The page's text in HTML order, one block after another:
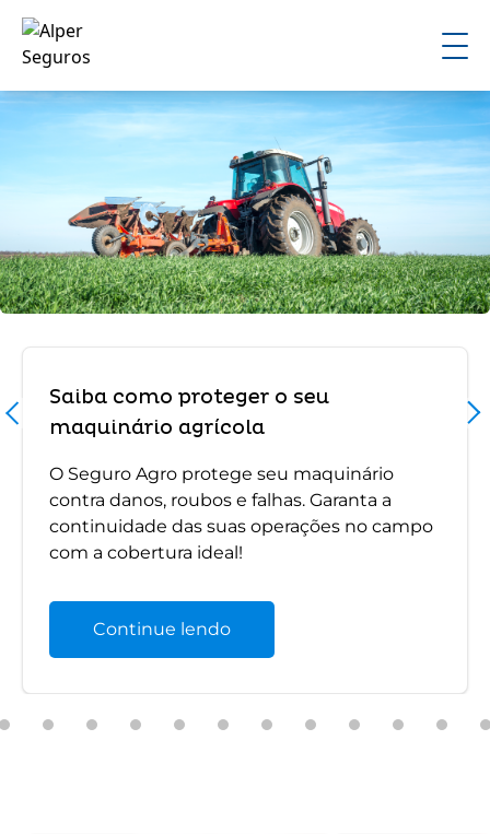
Saiba como proteger o seu
maquinário agrícola
O Seguro Agro protege seu maquinário
contra danos, roubos e falhas. Garanta a
continuidade das suas operações no campo
com a cobertura ideal!
Continue lendo